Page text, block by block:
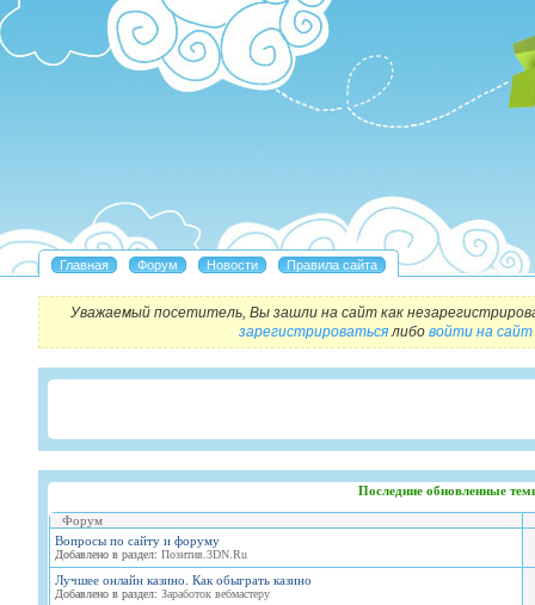
Уважаемый посетитель, Вы зашли на сайт как
зарегистрироватьсялибо войти на сайт
Последние обновленные
Форум
Вопросы по сайту и форуму
Добавлено в раздел: Позитив.3DN.Ru
Лучшее онлайн казино. Как обыграть казино
Добавлено в раздел: Заработок вебмастеру